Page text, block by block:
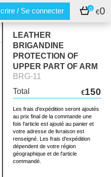
/ Se connecter 0 €0
LEATHER
BRIGANDINE
PROTECTION OF
UPPER PART OF ARM
BRG-11
Total
€150
Les frais d'expédition seront ajoutés
au prix final de la commande une
fois l'article est ajouté au panier et
votre adresse de livraison est
renseigné. Les frais d'expédition
dépendent de votre région
géographique et de l'article
commandé.